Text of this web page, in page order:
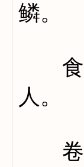
鳞。
食饱
人。
卷